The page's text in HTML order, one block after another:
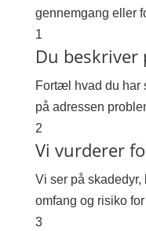
gennemgang eller
1
Du beskriver
Fortæl hvad du har
på adressen
2
Vi vurderer
Vi ser på
omfang og risiko
3